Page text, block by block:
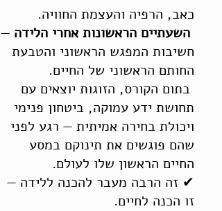
כאב, הרפיה והעצמת החוויה.
השעתיים הראשונות אחרי הלידה —
חשיבות המפגש הראשוני והטבעת
החותם הראשוני של החיים.
בתום הקורס, הזוגות יוצאים עם
תחושת ידע עמוקה, ביטחון פנימי
ויכולת בחירה אמיתית — רגע לפני
שהם פוגשים את תינוקם במסע
החיים הראשון שלו לעולם.
✔ זה הרבה מעבר להכנה ללידה —
זו הכנה לחיים.